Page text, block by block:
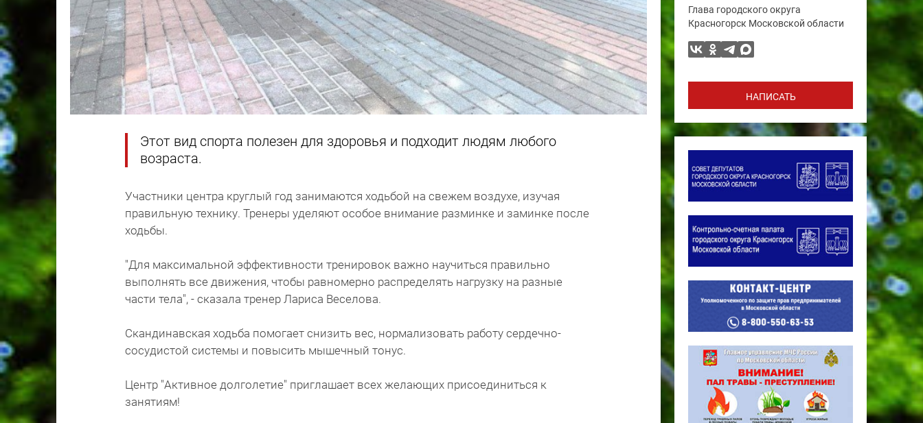
Этот вид спорта полезен для здоровья и подходит людям любого
возраста.
Участники центра круглый год занимаются ходьбой на свежем воздухе, изучая
правильную технику. Тренеры уделяют особое внимание разминке и заминке после
ходьбы.
"Для максимальной эффективности тренировок важно научиться правильно
выполнять все движения, чтобы равномерно распределять нагрузку на разные
части тела", - сказала тренер Лариса Веселова.
Скандинавская ходьба помогает снизить вес, нормализовать работу сердечно-
сосудистой системы и повысить мышечный тонус.
Центр "Активное долголетие" приглашает всех желающих присоединиться к
занятиям!
Глава городского округа
Красногорск Московской области
НАПИСАТЬ